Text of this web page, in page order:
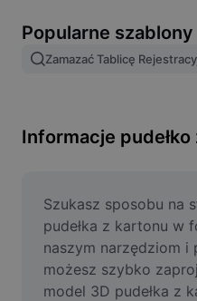
Scalanie obrazów
Zmień rozmiar obrazu
Generator memów
AI Text Remover
AI People Remover
Popularne szablony
Zamazać Tablicę
Informacje
Szukasz sposobu na
pudełka z kartonu w
naszym narzędziom
możesz szybko
model 3D pudełka z